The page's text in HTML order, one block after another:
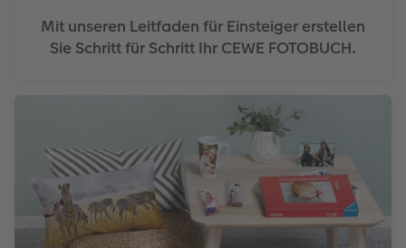
Mit unseren Leitfaden für Einsteiger erstellen
Sie Schritt für Schritt Ihr CEWE FOTOBUCH.